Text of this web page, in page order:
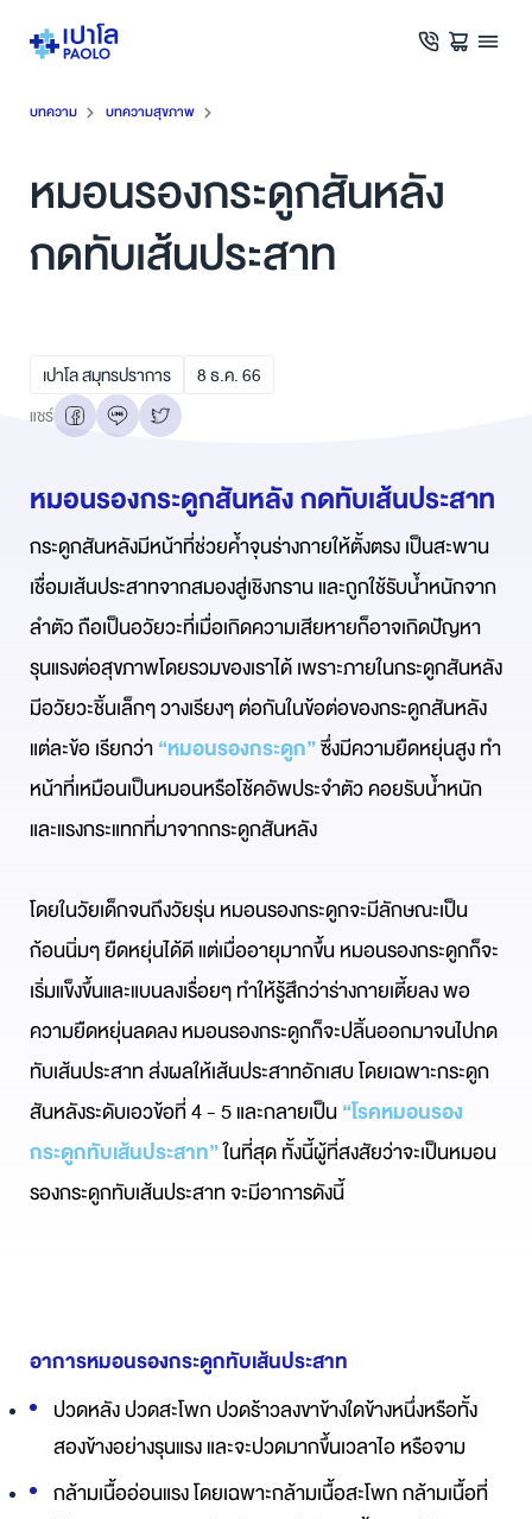
บทความ บทความสุขภาพ
หมอนรองกระดูกสันหลัง
กดทับเส้นประสาท
เปาโล สมุทรปราการ 8ธ.ค.66
แชร์
หมอนรองกระดูกสันหลัง กดทับเส้นประสาท
กระดูกสันหลังมีหน้าที่ช่วยค้ำจุนร่างกายให้ตั้งตรง เป็นสะพาน
เชื่อมเส้นประสาทจากสมองสู่เชิงกราน และถูกใช้รับน้ำหนักจาก
ลำตัว ถือเป็นอวัยวะที่เมื่อเกิดความเสียหายก็อาจเกิดปัญหา
รุนแรงต่อสุขภาพโดยรวมของเราได้ เพราะภายในกระดูกสันหลัง
มีอวัยวะชิ้นเล็กๆ วางเรียงๆ ต่อกันในข้อต่อของกระดูกสันหลัง
แต่ละข้อ เรียกว่า“หมอนรองกระดูก”ซึ่งมีความยืดหยุ่นสูง ทำ
หน้าที่เหมือนเป็นหมอนหรือโช้คอัพประจำตัว คอยรับน้ำหนัก
และแรงกระแทกที่มาจากกระดูกสันหลัง
โดยในวัยเด็กจนถึงวัยรุ่น หมอนรองกระดูกจะมีลักษณะเป็น
ก้อนนิ่มๆ ยืดหยุ่นได้ดี แต่เมื่ออายุมากขึ้น หมอนรองกระดูกก็จะ
เริ่มแข็งขึ้นและแบนลงเรื่อยๆ ทำให้รู้สึกว่าร่างกายเตี้ยลง พอ
ความยืดหยุ่นลดลง หมอนรองกระดูกก็จะปลิ้นออกมาจนไปกด
ทับเส้นประสาท ส่งผลให้เส้นประสาทอักเสบ โดยเฉพาะกระดูก
สันหลังระดับเอวข้อที่ 4 - 5 และกลายเป็น“โรคหมอนรอง
กระดูกทับเส้นประสาท”ในที่สุด ทั้งนี้ผู้ที่สงสัยว่าจะเป็นหมอน
รองกระดูกทับเส้นประสาท จะมีอาการดังนี้
อาการหมอนรองกระดูกทับเส้นประสาท
ปวดหลัง ปวดสะโพก ปวดร้าวลงขาข้างใดข้างหนึ่งหรือทั้ง
สองข้างอย่างรุนแรง และจะปวดมากขึ้นเวลาไอ หรือจาม
กล้ามเนื้ออ่อนแรง โดยเฉพาะกล้ามเนื้อสะโพก กล้ามเนื้อที่